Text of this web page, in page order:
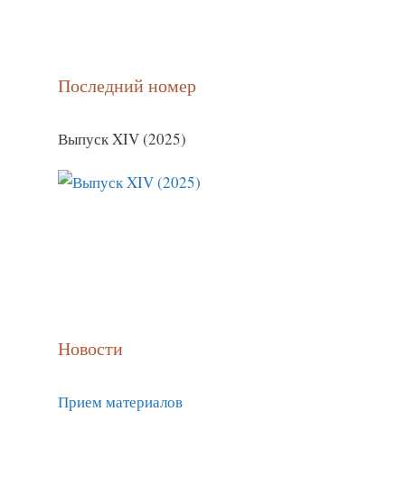
Последний номер
Выпуск XIV (2025)
Новости
Прием материалов